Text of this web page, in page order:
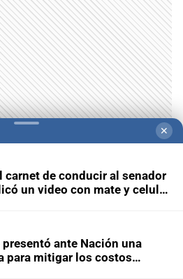
✕
carnet de conducir al senador
un video con mate y celular
presentó ante Nación una
para mitigar los costos